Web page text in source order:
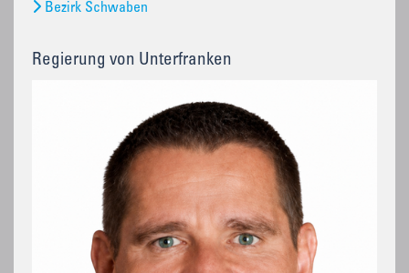
Bezirk Schwaben
Regierung von Unterfranken